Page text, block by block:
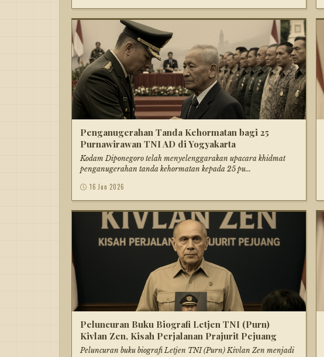
Penganugerahan Tanda Kehormatan bagi 25
Purnawirawan TNI AD di Yogyakarta
Kodam Diponegoro telah menyelenggarakan upacara khidmat
penganugerahan tanda kehormatan kepada 25 pu...
16 Jun 2026
Peluncuran Buku Biografi Letjen TNI (Purn)
Kivlan Zen, Kisah Perjalanan Prajurit Pejuang
Peluncuran buku biografi Letjen TNI (Purn) Kivlan Zen menjadi